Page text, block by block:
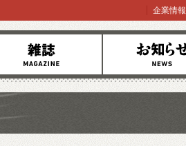
お知らせ
企業情報